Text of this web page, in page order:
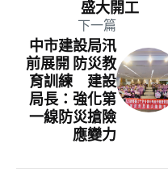
盛大開工
下一篇
中市建設局汛
前展開 防災教
育訓練 建設
局長：強化第
一線防災搶險
應變力